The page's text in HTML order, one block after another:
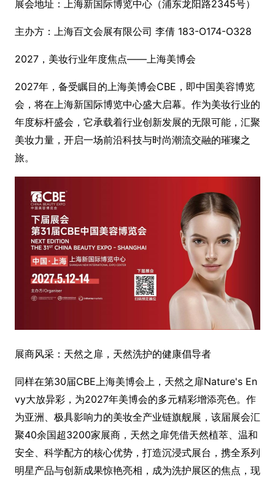
展会地址：上海新国际博览中心（浦东龙阳路2345号）
主办方：上海百文会展有限公司 李倩 183-O174-O328
2027，美妆行业年度焦点——上海美博会
2027年，备受瞩目的上海美博会CBE，即中国美容博览
会，将在上海新国际博览中心盛大启幕。作为美妆行业的
年度标杆盛会，它承载着行业创新发展的无限可能，汇聚
美妆力量，开启一场前沿科技与时尚潮流交融的璀璨之
旅。
展商风采：天然之扉，天然洗护的健康倡导者
同样在第30届CBE上海美博会上，天然之扉Nature's En
vy大放异彩，为2027年美博会的多元精彩增添亮色。作
为亚洲、极具影响力的美妆全产业链旗舰展，该届展会汇
聚40余国超3200家展商，天然之扉凭借天然植萃、温和
安全、科学配方的核心优势，打造沉浸式展台，携全系列
明星产品与创新成果惊艳亮相，成为洗护展区的焦点，现